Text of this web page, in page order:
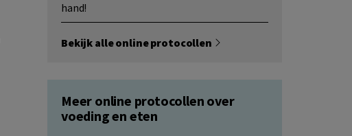
hand!
Bekijk alle online protocollen
Meer online protocollen over
voeding en eten